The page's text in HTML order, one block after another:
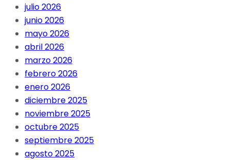
julio 2026
junio 2026
mayo 2026
abril 2026
marzo 2026
febrero 2026
enero 2026
diciembre 2025
noviembre 2025
octubre 2025
septiembre 2025
agosto 2025